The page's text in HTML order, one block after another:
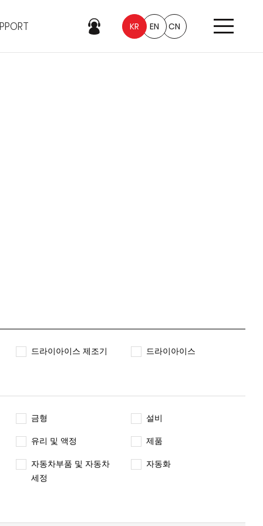
KR EN CN
드라이아이스 제조기 드라이아이스
금형 설비
유리 및 액정 제품
자동차부품 및 자동차
세정
자동화